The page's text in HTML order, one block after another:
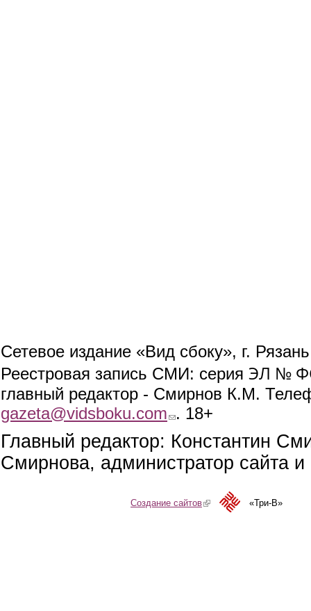
Сетевое издание «Вид сбоку», г.
Реестровая запись СМИ: серия ЭЛ №
главный редактор - Смирнов К.М.
gazeta@vidsboku.com (link sends e-mail)
. 18+
Главный редактор: Константин
Смирнова, администратор сайта
Создание сайтов(link is external)«Три-В»